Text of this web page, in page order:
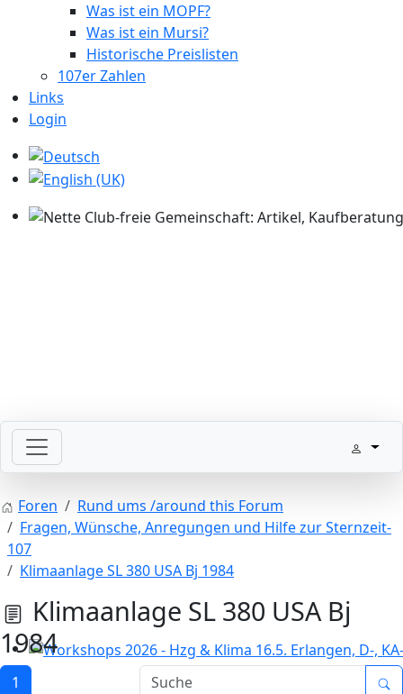
Was ist ein MOPF?
Was ist ein Mursi?
Historische Preislisten
107er Zahlen
Links
Login
Sprache auswählen
Bitte schickt Eure Datenkarten vor 82 an die Sternzeit
Workshops 2026 - Hzg & Klima 16.5. Erlangen, D-, KA-,
Foren
Rund ums /around this Forum
Fragen, Wünsche, Anregungen und Hilfe zur Sternzeit-
107
Klimaanlage SL 380 USA Bj 1984
Klimaanlage SL 380 USA Bj
1984
1